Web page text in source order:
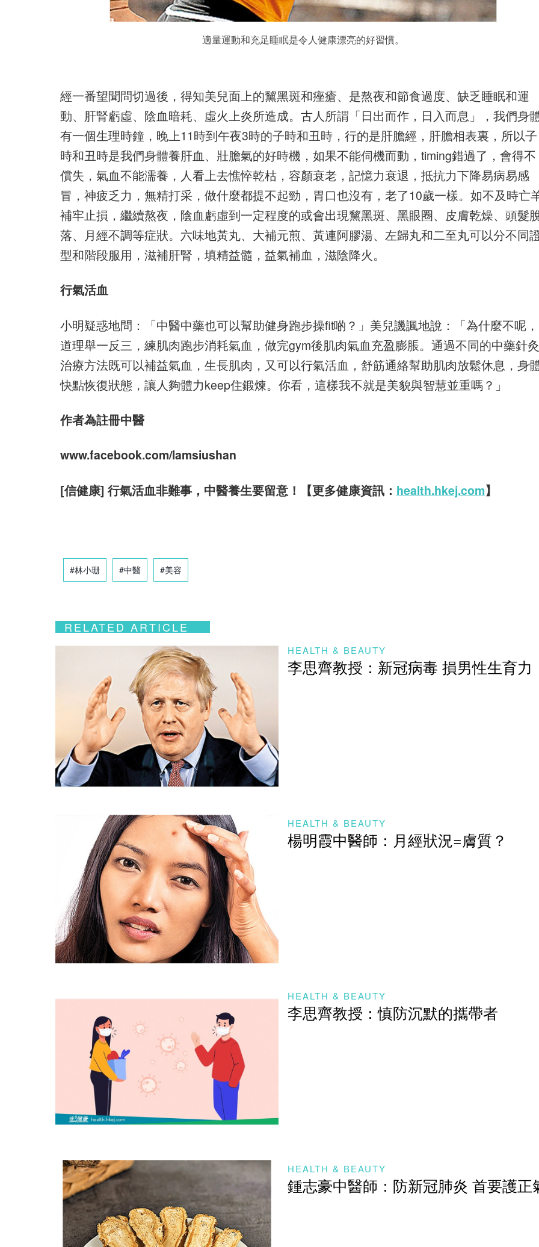
適量運動和充足睡眠是令人健康漂亮的好習慣。
經一番望聞問切過後，得知美兒面上的黧黑斑和痤瘡、是熬夜和節食過度、缺乏睡眠和運
動、肝腎虧虛、陰血暗耗、虛火上炎所造成。古人所謂「日出而作，日入而息」，我們身
有一個生理時鐘，晚上11時到午夜3時的子時和丑時，行的是肝膽經，肝膽相表裏，所以子
時和丑時是我們身體養肝血、壯膽氣的好時機，如果不能伺機而動，timing錯過了，會得不
償失，氣血不能濡養，人看上去憔悴乾枯，容顏衰老，記憶力衰退，抵抗力下降易病易感
冒，神疲乏力，無精打采，做什麼都提不起勁，胃口也沒有，老了10歲一樣。如不及時亡
補牢止損，繼續熬夜，陰血虧虛到一定程度的或會出現黧黑斑、黑眼圈、皮膚乾燥、頭髮
落、月經不調等症狀。六味地黃丸、大補元煎、黃連阿膠湯、左歸丸和二至丸可以分不同
型和階段服用，滋補肝腎，填精益髓，益氣補血，滋陰降火。
行氣活血
小明疑惑地問：「中醫中藥也可以幫助健身跑步操fit啲？」美兒譏諷地說：「為什麼不呢，
道理舉一反三，練肌肉跑步消耗氣血，做完gym後肌肉氣血充盈膨脹。通過不同的中藥針灸
治療方法既可以補益氣血，生長肌肉，又可以行氣活血，舒筋通絡幫助肌肉放鬆休息，身
快點恢復狀態，讓人夠體力keep住鍛煉。你看，這樣我不就是美貌與智慧並重嗎？」
作者為註冊中醫
www.facebook.com/lamsiushan
[信健康] 行氣活血非難事，中醫養生要留意！【更多健康資訊： health.hkej.com】
#林小珊 #中醫 #美容
RELATED ARTICLE
HEALTH & BEAUTY
李思齊教授：新冠病毒 損男性生育力
HEALTH & BEAUTY
楊明霞中醫師：月經狀況=膚質？
HEALTH & BEAUTY
李思齊教授：慎防沉默的攜帶者
HEALTH & BEAUTY
鍾志豪中醫師：防新冠肺炎 首要護正